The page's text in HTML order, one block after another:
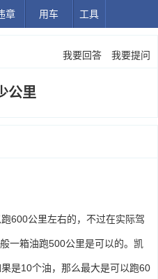
章 用车 工具
我要回答 我要提问
公里
600公里左右的，不过在实际驾
一箱油跑500公里是可以的。凯
是10个油，那么最大是可以跑60